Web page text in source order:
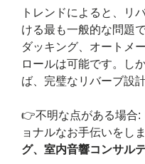
トレンドによると、リ
ける最も一般的な問題
ダッキング、オートメ
ロールは可能です。し
ば、完璧なリバーブ設
👉不明な点がある場合:
ョナルなお手伝いをし
グ、室内音響コンサル